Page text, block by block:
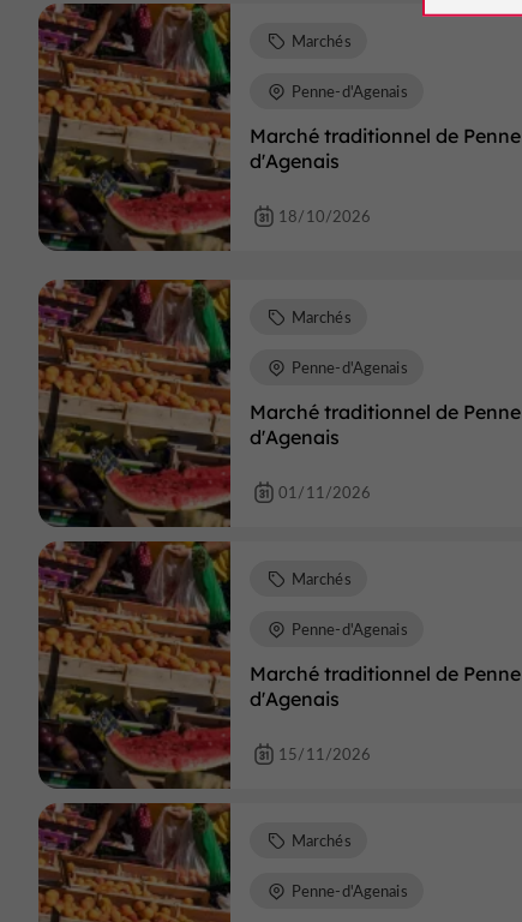
Marché traditionnel de Penne
d'Agenais
Marchés
Penne-d'Agenais
18/10/2026
Marché traditionnel de Penne
d'Agenais
Marchés
Penne-d'Agenais
01/11/2026
Marché traditionnel de Penne
d'Agenais
Marchés
Penne-d'Agenais
15/11/2026
Marchés
Penne-d'Agenais